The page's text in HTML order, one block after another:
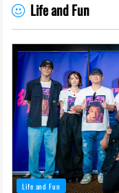
Life and Fun
Life and Fun